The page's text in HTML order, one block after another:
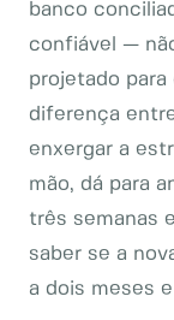
banco
confiável —
projetado
diferença
enxergar a
mão, dá para
três semanas
saber se a
a dois meses